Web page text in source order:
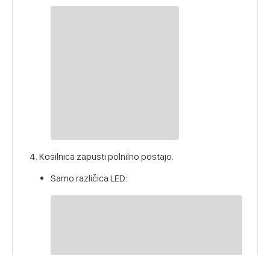
Kosilnica zapusti polnilno postajo.
Samo različica LED: